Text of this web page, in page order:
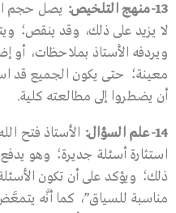
13- منهج التلخيص: يصل حجم
لا يزيد على ذلك، وقد ينقص؛
ويردفه الأستاذ بملاحظات، أو
معينة؛ حتى يكون الجميع قد
أن يضطروا إلى مطالعته كلية.
14- علم السؤال: الأستاذ فتح
استثارة أسئلة جديرة؛ وهو
ذلك؛ ويؤكد على أن تكون
مناسبة للسياق”، كما أنَّه